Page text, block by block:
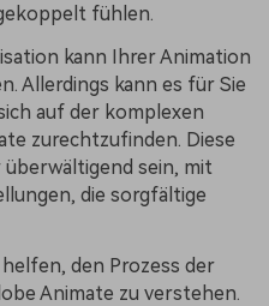
fühlen.
kann Ihrer Animation
Allerdings kann es für Sie
auf der komplexen
zurechtzufinden. Diese
sein, mit
die sorgfältige
den Prozess der
Animate zu verstehen.